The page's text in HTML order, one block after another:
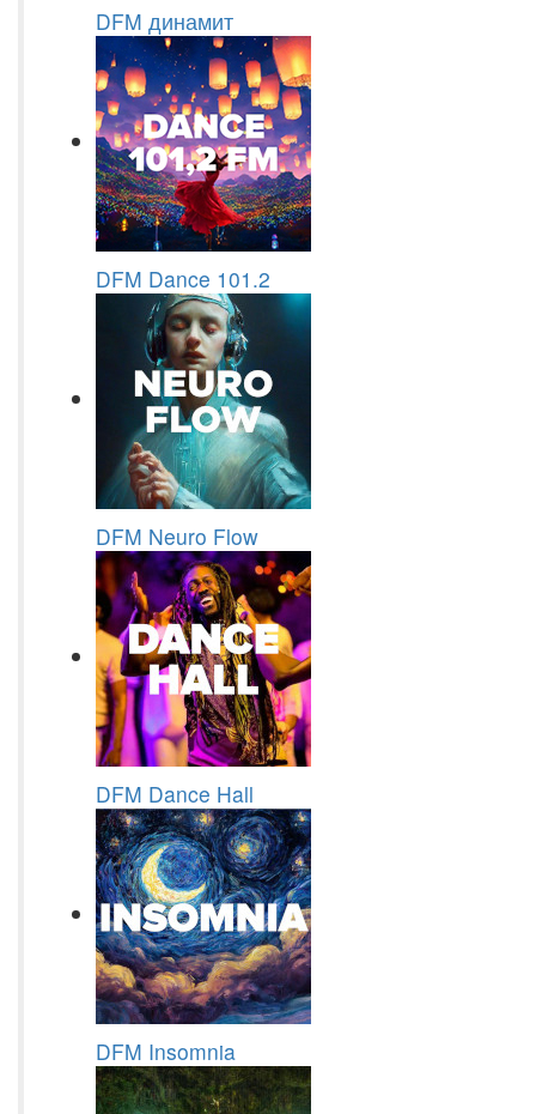
DFM динамит
DFM Dance 101.2
DFM Neuro Flow
DFM Dance Hall
DFM Insomnia